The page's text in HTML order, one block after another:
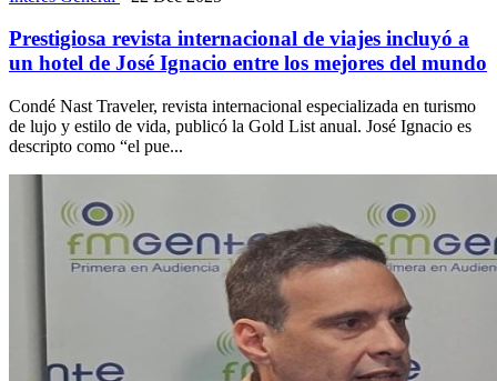
Prestigiosa revista internacional de viajes incluyó a
un hotel de José Ignacio entre los mejores del mundo
Condé Nast Traveler, revista internacional especializada en turismo
de lujo y estilo de vida, publicó la Gold List anual. José Ignacio es
descripto como “el pue...